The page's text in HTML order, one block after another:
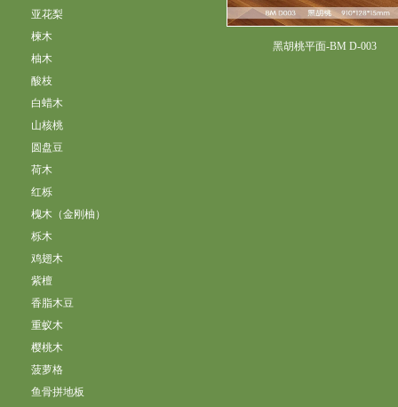
亚花梨
楝木
柚木
酸枝
白蜡木
山核桃
圆盘豆
荷木
红栎
槐木（金刚柚）
栎木
鸡翅木
紫檀
香脂木豆
重蚁木
樱桃木
菠萝格
鱼骨拼地板
黑胡桃平面-BM D-003